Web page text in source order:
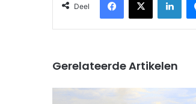
Deel
Gerelateerde Artikelen